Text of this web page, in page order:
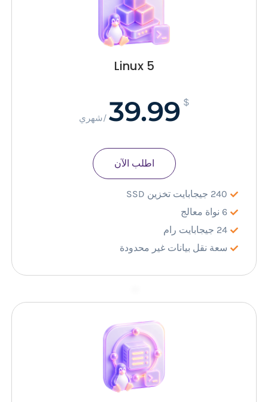
Linux 5
$
39.99 /شهري
240 جيجابايت تخزين SSD
6 نواة معالج
24 جيجابايت رام
سعة نقل بيانات غير محدودة
اطلب الآن